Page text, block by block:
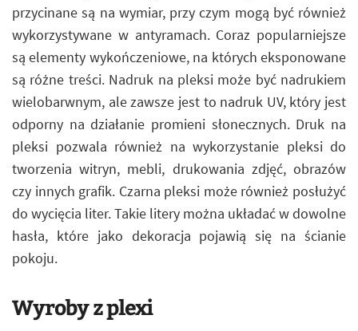
przycinane są na wymiar, przy czym mogą być również
wykorzystywane w antyramach. Coraz popularniejsze
są elementy wykończeniowe, na których eksponowane
są różne treści. Nadruk na pleksi może być nadrukiem
wielobarwnym, ale zawsze jest to nadruk UV, który jest
odporny na działanie promieni słonecznych. Druk na
pleksi pozwala również na wykorzystanie pleksi do
tworzenia witryn, mebli, drukowania zdjęć, obrazów
czy innych grafik. Czarna pleksi może również posłużyć
do wycięcia liter. Takie litery można układać w dowolne
hasła, które jako dekoracja pojawią się na ścianie
pokoju.
Wyroby z plexi